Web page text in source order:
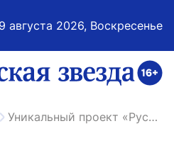
9 августа 2026, Воскресенье
ссылка на главную
Уникальный проект «Русский Характер» собрал хабаровчан на Комсомольской площади